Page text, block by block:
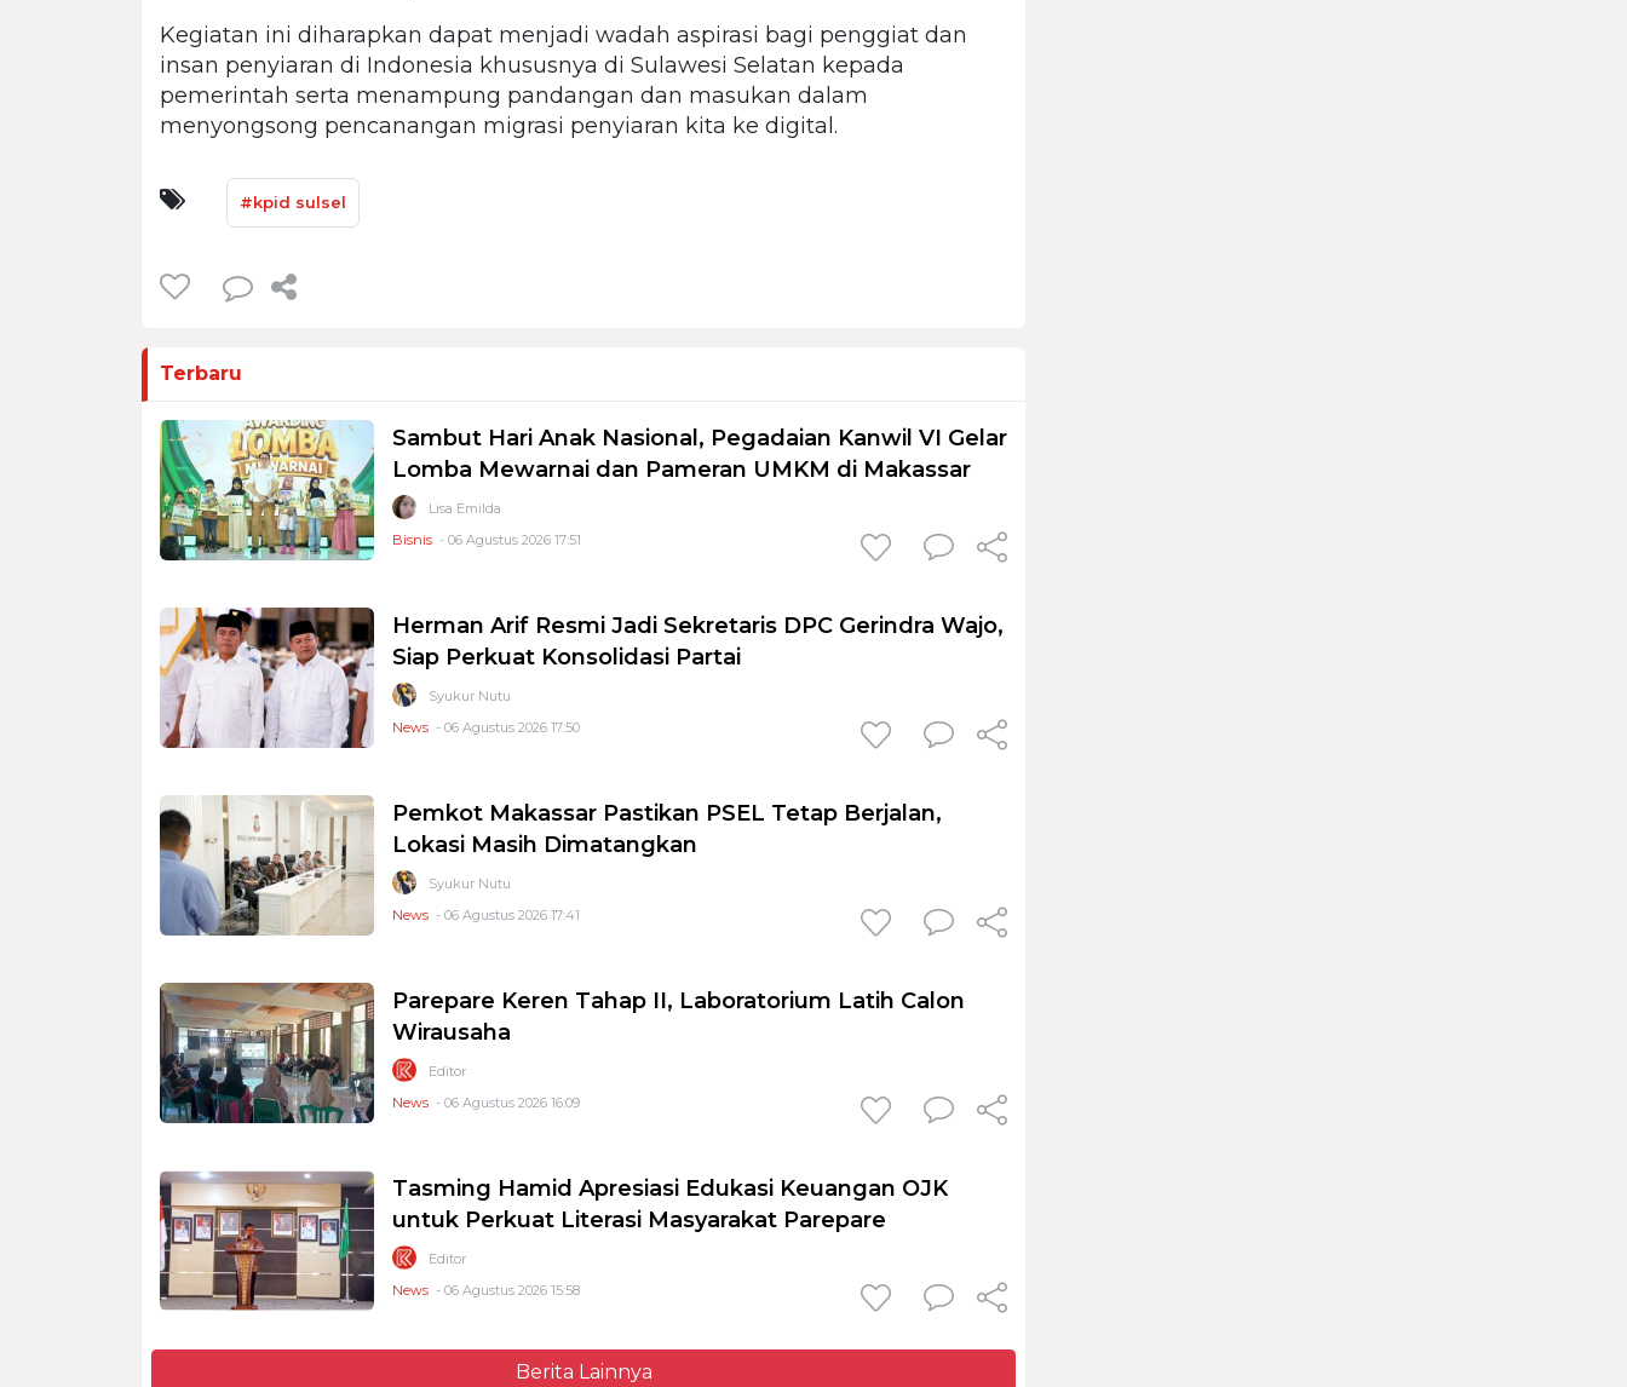
Kegiatan ini diharapkan dapat menjadi wadah aspirasi bagi penggiat dan
insan penyiaran di Indonesia khususnya di Sulawesi Selatan kepada
pemerintah serta menampung pandangan dan masukan dalam
menyongsong pencanangan migrasi penyiaran kita ke digital.
#kpid sulsel
Terbaru
Sambut Hari Anak Nasional, Pegadaian Kanwil VI Gelar
Lomba Mewarnai dan Pameran UMKM di Makassar
Lisa Emilda
Bisnis - 06 Agustus 2026 17:51
Herman Arif Resmi Jadi Sekretaris DPC Gerindra Wajo,
Siap Perkuat Konsolidasi Partai
Syukur Nutu
News - 06 Agustus 2026 17:50
Pemkot Makassar Pastikan PSEL Tetap Berjalan,
Lokasi Masih Dimatangkan
Syukur Nutu
News - 06 Agustus 2026 17:41
Parepare Keren Tahap II, Laboratorium Latih Calon
Wirausaha
Editor
News - 06 Agustus 2026 16:09
Tasming Hamid Apresiasi Edukasi Keuangan OJK
untuk Perkuat Literasi Masyarakat Parepare
Editor
News - 06 Agustus 2026 15:58
Berita Lainnya